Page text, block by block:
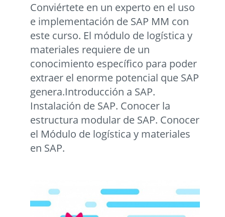
Conviértete en un experto en el uso
e implementación de SAP MM con
este curso. El módulo de logística y
materiales requiere de un
conocimiento específico para poder
extraer el enorme potencial que SAP
genera.Introducción a SAP.
Instalación de SAP. Conocer la
estructura modular de SAP. Conocer
el Módulo de logística y materiales
en SAP.